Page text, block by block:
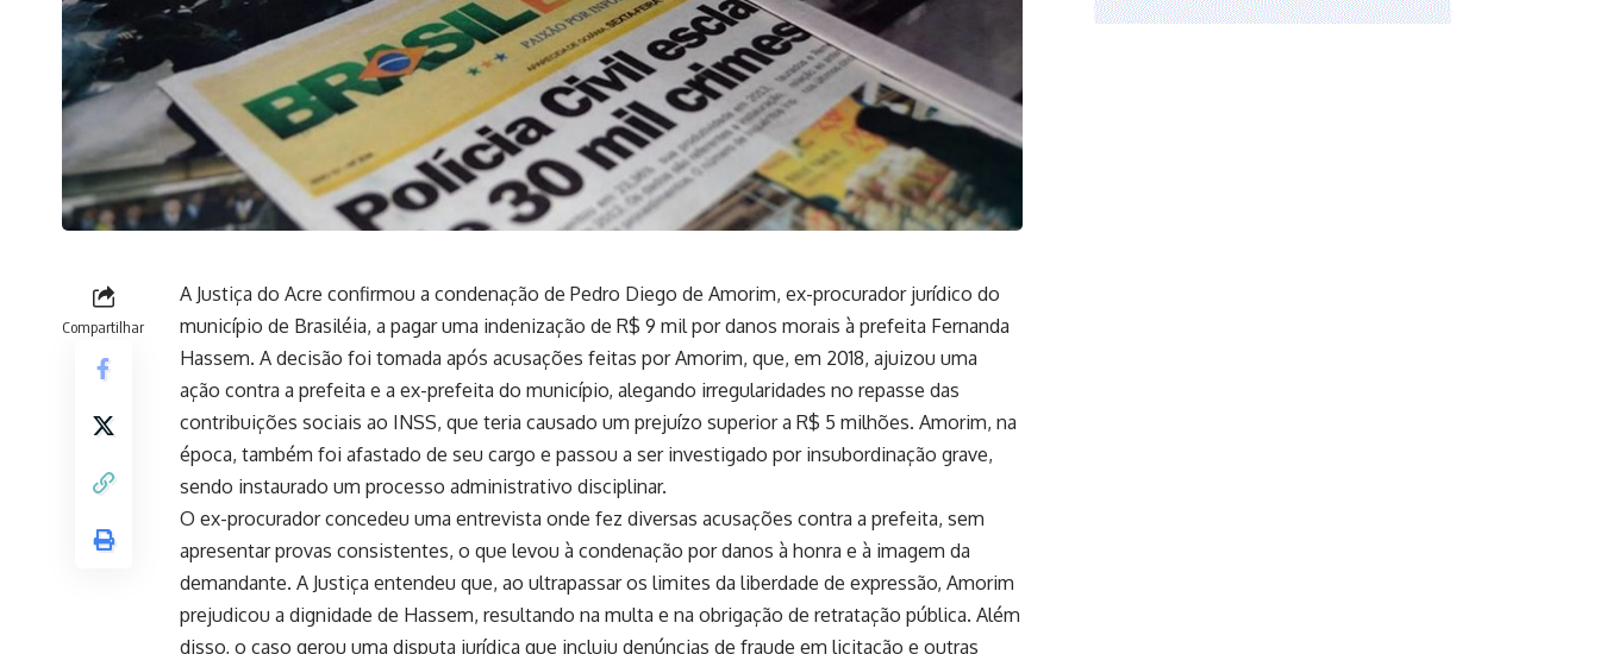
Compartilhar
A Justiça do Acre confirmou a condenação de Pedro Diego de Amorim, ex-procurador jurídico do
município de Brasiléia, a pagar uma indenização de R$ 9 mil por danos morais à prefeita Fernanda
Hassem. A decisão foi tomada após acusações feitas por Amorim, que, em 2018, ajuizou uma
ação contra a prefeita e a ex-prefeita do município, alegando irregularidades no repasse das
contribuições sociais ao INSS, que teria causado um prejuízo superior a R$ 5 milhões. Amorim, na
época, também foi afastado de seu cargo e passou a ser investigado por insubordinação grave,
sendo instaurado um processo administrativo disciplinar.
O ex-procurador concedeu uma entrevista onde fez diversas acusações contra a prefeita, sem
apresentar provas consistentes, o que levou à condenação por danos à honra e à imagem da
demandante. A Justiça entendeu que, ao ultrapassar os limites da liberdade de expressão, Amorim
prejudicou a dignidade de Hassem, resultando na multa e na obrigação de retratação pública. Além
disso, o caso gerou uma disputa jurídica que incluiu denúncias de fraude em licitação e outras